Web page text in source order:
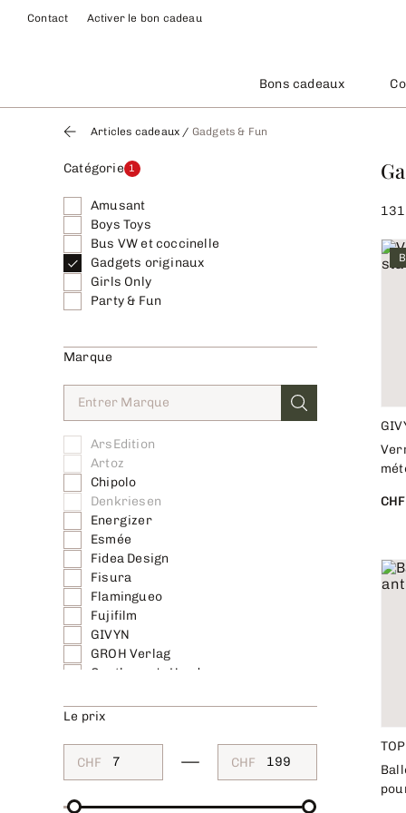
Contact Activer le bon cadeau
Bons cadeaux
Articles cadeaux / Gadgets & Fun
Catégorie 1
Amusant
Boys Toys
Bus VW et coccinelle
Gadgets originaux
Girls Only
Party & Fun
Marque
ArsEdition
Artoz
Chipolo
Denkriesen
Energizer
Esmée
Fidea Design
Fisura
Flamingueo
Fujifilm
GIVYN
GROH Verlag
Gentlemen's Hardware
Gift Republic
Helvetiq
Huch!
Kikkerland Europe BV
Le prix
CHF CHF
TOP